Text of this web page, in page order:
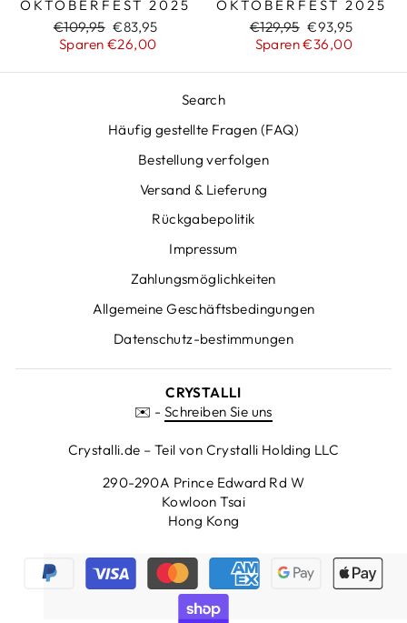
OKTOBERFEST 2025
Normaler
Preis
€109,95 Sonderpreis
€83,95
Sparen €26,00
OKTOBERFEST 2025
Normaler
Preis
€129,95 Sonderpreis
€93,95
Sparen €36,00
Search
Häufig gestellte Fragen (FAQ)
Bestellung verfolgen
Versand & Lieferung
Rückgabepolitik
Impressum
Zahlungsmöglichkeiten
Allgemeine Geschäftsbedingungen
Datenschutz-bestimmungen
CRYSTALLI
✉️ - Schreiben Sie uns
Crystalli.de – Teil von Crystalli Holding LLC
290-290A Prince Edward Rd W
Kowloon Tsai
Hong Kong